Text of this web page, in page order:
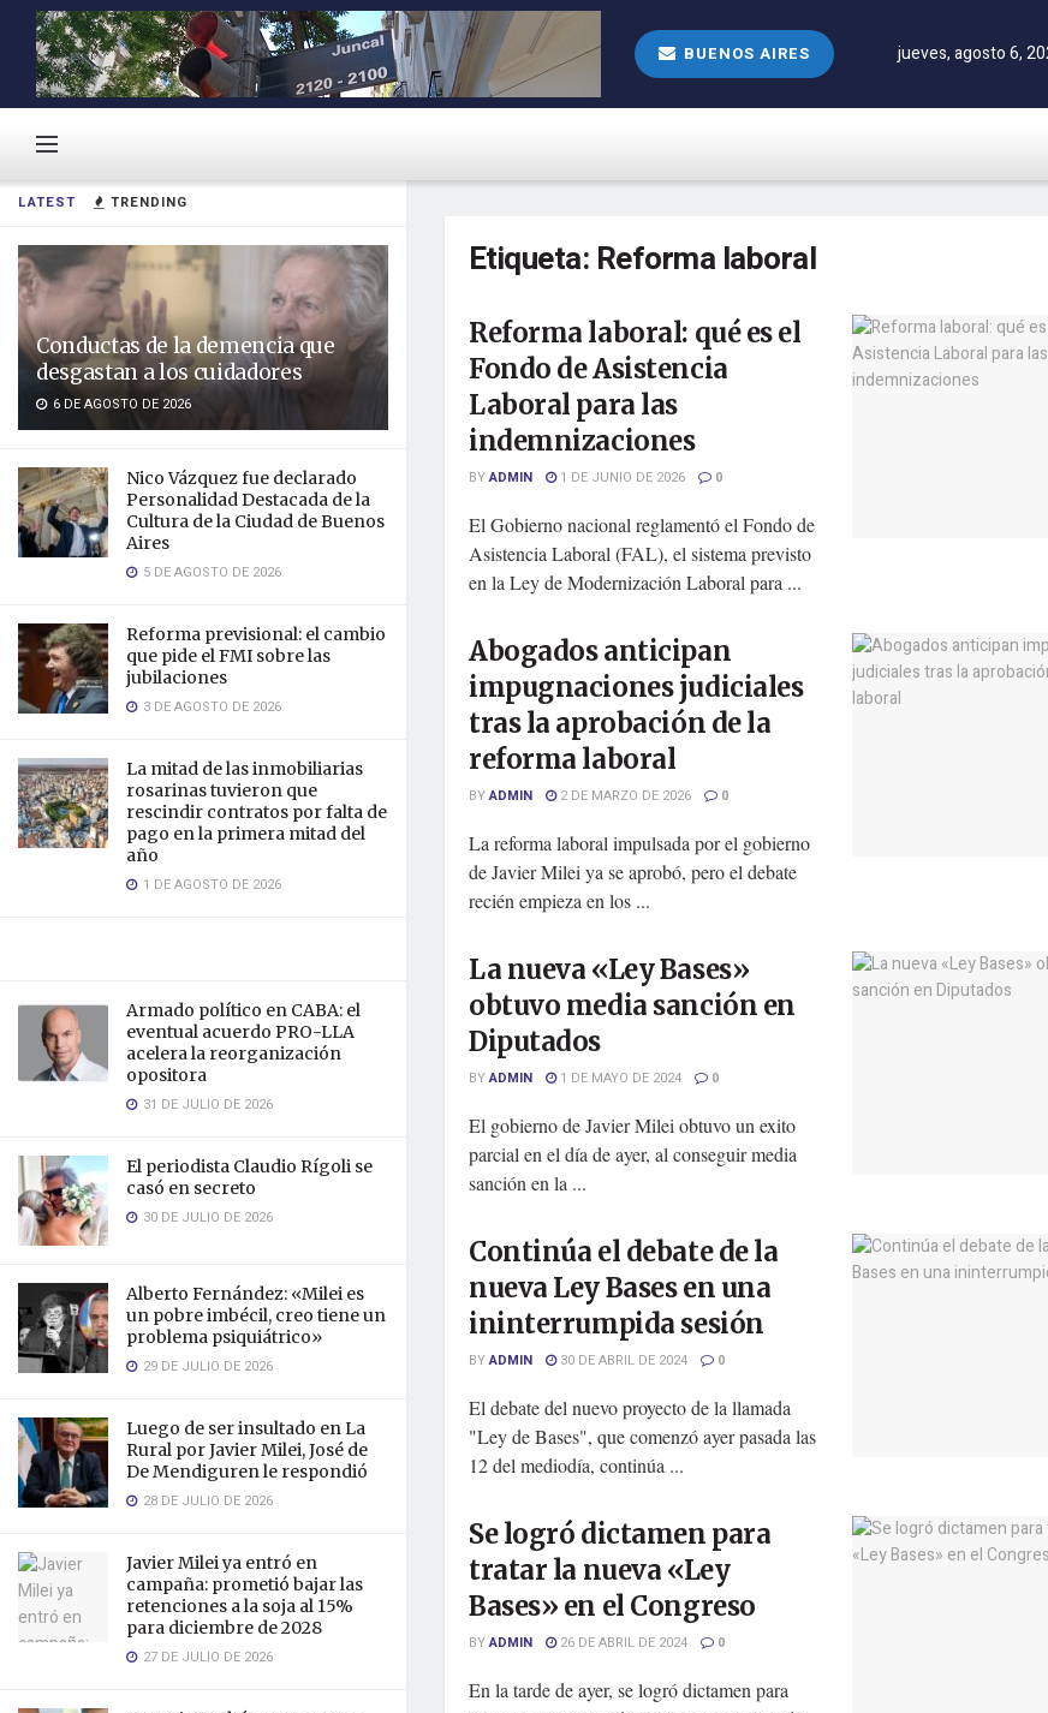
LATEST TRENDING
Conductas de la demencia que
desgastan a los cuidadores
6 DE AGOSTO DE 2026
Nico Vázquez fue declarado
Personalidad Destacada de la
Cultura de la Ciudad de Buenos
Aires
5 DE AGOSTO DE 2026
Reforma previsional: el cambio
que pide el FMI sobre las
jubilaciones
3 DE AGOSTO DE 2026
La mitad de las inmobiliarias
rosarinas tuvieron que
rescindir contratos por falta de
pago en la primera mitad del
año
1 DE AGOSTO DE 2026
Armado político en CABA: el
eventual acuerdo PRO-LLA
acelera la reorganización
opositora
31 DE JULIO DE 2026
El periodista Claudio Rígoli se
casó en secreto
30 DE JULIO DE 2026
Alberto Fernández: «Milei es
un pobre imbécil, creo tiene un
problema psiquiátrico»
29 DE JULIO DE 2026
Luego de ser insultado en La
Rural por Javier Milei, José de
De Mendiguren le respondió
28 DE JULIO DE 2026
Javier Milei ya entró en
campaña: prometió bajar las
retenciones a la soja al 15%
para diciembre de 2028
27 DE JULIO DE 2026
BUENOS AIRES jueves, agosto 6,
Etiqueta: Reforma laboral
Reforma laboral: qué es el
Fondo de Asistencia
Laboral para las
indemnizaciones
BYADMIN 1 DE JUNIO DE 2026 0
El Gobierno nacional reglamentó el Fondo de
Asistencia Laboral (FAL), el sistema previsto
en la Ley de Modernización Laboral para ...
Abogados anticipan
impugnaciones judiciales
tras la aprobación de la
reforma laboral
BYADMIN 2 DE MARZO DE 2026 0
La reforma laboral impulsada por el gobierno
de Javier Milei ya se aprobó, pero el debate
recién empieza en los ...
La nueva «Ley Bases»
obtuvo media sanción en
Diputados
BYADMIN 1 DE MAYO DE 2024 0
El gobierno de Javier Milei obtuvo un exito
parcial en el día de ayer, al conseguir media
sanción en la ...
Continúa el debate de la
nueva Ley Bases en una
ininterrumpida sesión
BYADMIN 30 DE ABRIL DE 2024 0
El debate del nuevo proyecto de la llamada
"Ley de Bases", que comenzó ayer pasada las
12 del mediodía, continúa ...
Se logró dictamen para
tratar la nueva «Ley
Bases» en el Congreso
BYADMIN 26 DE ABRIL DE 2024 0
En la tarde de ayer, se logró dictamen para